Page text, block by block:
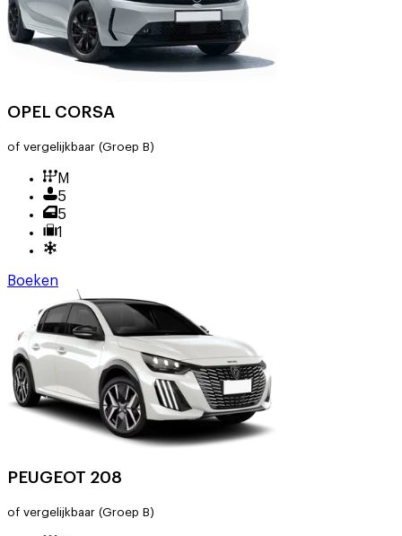
OPEL CORSA
of vergelijkbaar (Groep B)
M
5
5
1
Boeken
PEUGEOT 208
of vergelijkbaar (Groep B)